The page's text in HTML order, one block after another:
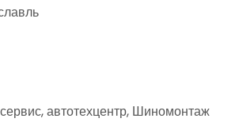
автотехцентр, Шиномонтаж